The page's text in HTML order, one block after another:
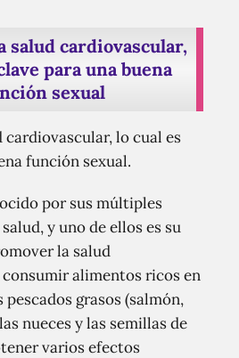
salud cardiovascular,
para una buena
sexual
cardiovascular, lo cual es
función sexual.
por sus múltiples
y uno de ellos es su
la salud
alimentos ricos en
pescados grasos (salmón,
nueces y las semillas de
varios efectos